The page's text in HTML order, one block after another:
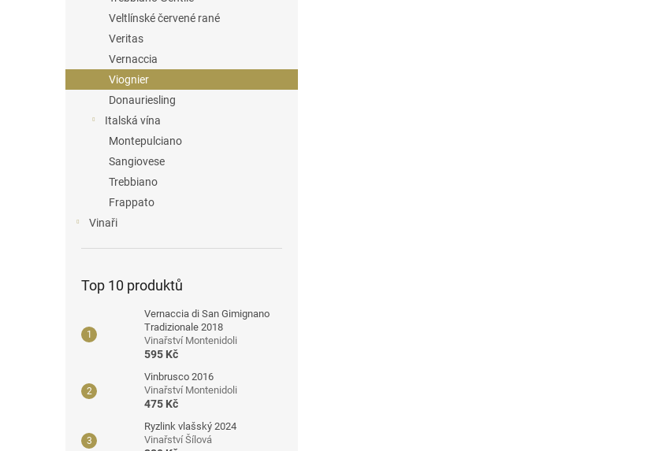
Veltlínské červené rané
Veritas
Vernaccia
Viognier
Donauriesling
Italská vína
Montepulciano
Sangiovese
Trebbiano
Frappato
Vinaři
Top 10 produktů
Vernaccia di San Gimignano
Tradizionale 2018
Vinařství Montenidoli
595 Kč
Vinbrusco 2016
Vinařství Montenidoli
475 Kč
Ryzlink vlašský 2024
Vinařství Šílová